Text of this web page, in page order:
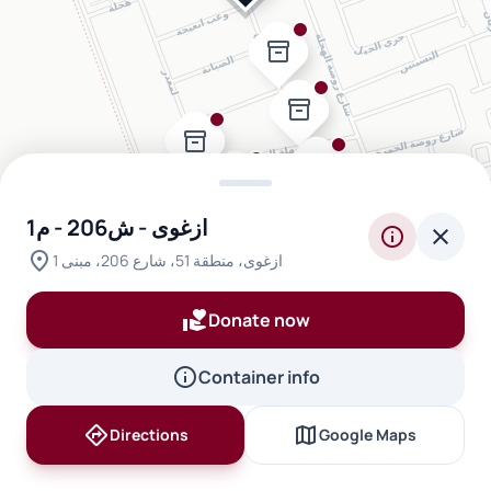
inventory_2
inventory_2
inventory_2
inventory_2
ازغوى - ش206 - م1
location_on ازغوى، منطقة 51، شارع 206، مبنى 1
info close
volunteer_activismDonate now
infoContainer info
directionsDirections mapGoogle Maps